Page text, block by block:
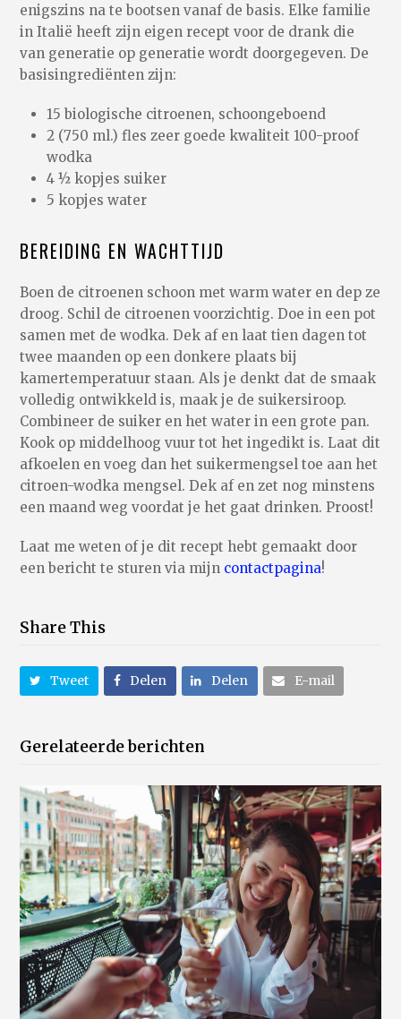
enigszins na te bootsen vanaf de basis. Elke familie
in Italië heeft zijn eigen recept voor de drank die
van generatie op generatie wordt doorgegeven. De
basisingrediënten zijn:
15 biologische citroenen, schoongeboend
2 (750 ml.) fles zeer goede kwaliteit 100-proof
wodka
4 ½ kopjes suiker
5 kopjes water
BEREIDING EN WACHTTIJD
Boen de citroenen schoon met warm water en dep ze
droog. Schil de citroenen voorzichtig. Doe in een pot
samen met de wodka. Dek af en laat tien dagen tot
twee maanden op een donkere plaats bij
kamertemperatuur staan. Als je denkt dat de smaak
volledig ontwikkeld is, maak je de suikersiroop.
Combineer de suiker en het water in een grote pan.
Kook op middelhoog vuur tot het ingedikt is. Laat dit
afkoelen en voeg dan het suikermengsel toe aan het
citroen-wodka mengsel. Dek af en zet nog minstens
een maand weg voordat je het gaat drinken. Proost!
Laat me weten of je dit recept hebt gemaakt door
een bericht te sturen via mijn contactpagina!
Share This
Tweet Delen Delen E-mail
Gerelateerde berichten